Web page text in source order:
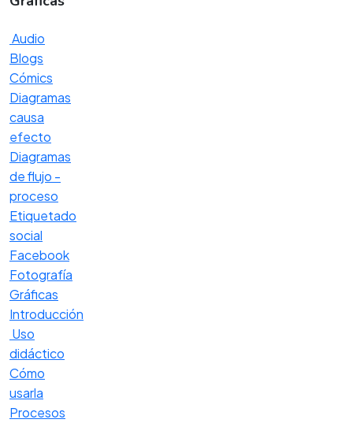
Audio
Blogs
Cómics
Diagramas
causa
efecto
Diagramas
de flujo -
proceso
Etiquetado
social
Facebook
Fotografía
Gráficas
Introducción
Uso
didáctico
Cómo
usarla
Procesos